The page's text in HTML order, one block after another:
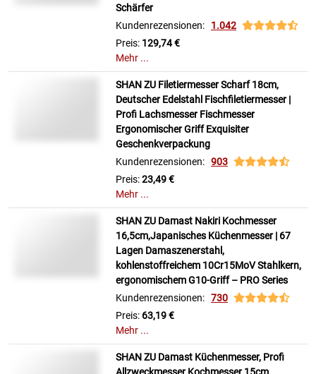
Schärfer
Kundenrezensionen: 1.042
Preis: 129,74 €
Mehr ...
SHAN ZU Filetiermesser Scharf 18cm,
Deutscher Edelstahl Fischfiletiermesser |
Profi Lachsmesser Fischmesser
Ergonomischer Griff Exquisiter
Geschenkverpackung
Kundenrezensionen: 903
Preis:23,49 €
Mehr ...
SHAN ZU Damast Nakiri Kochmesser
16,5cm,Japanisches Küchenmesser | 67
Lagen Damaszenerstahl,
kohlenstoffreichem 10Cr15MoV Stahlkern,
ergonomischem G10-Griff – PRO Series
Kundenrezensionen: 730
Preis: 63,19 €
Mehr ...
SHAN ZU Damast Küchenmesser, Profi